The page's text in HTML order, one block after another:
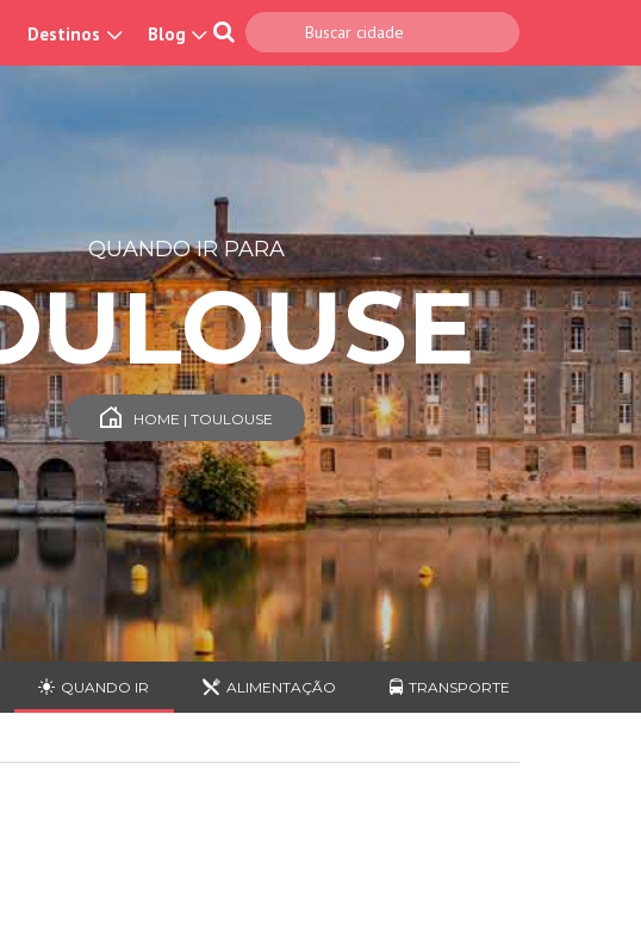
Destinos Blog
QUANDO IR PARA
HOME | TOULOUSE
QUANDO IR ALIMENTAÇÃO TRANSPORTE